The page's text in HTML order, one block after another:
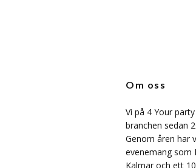
Om oss
Vi på 4 Your
branchen sedan
Genom åren har
evenemang som
Kalmar och ett